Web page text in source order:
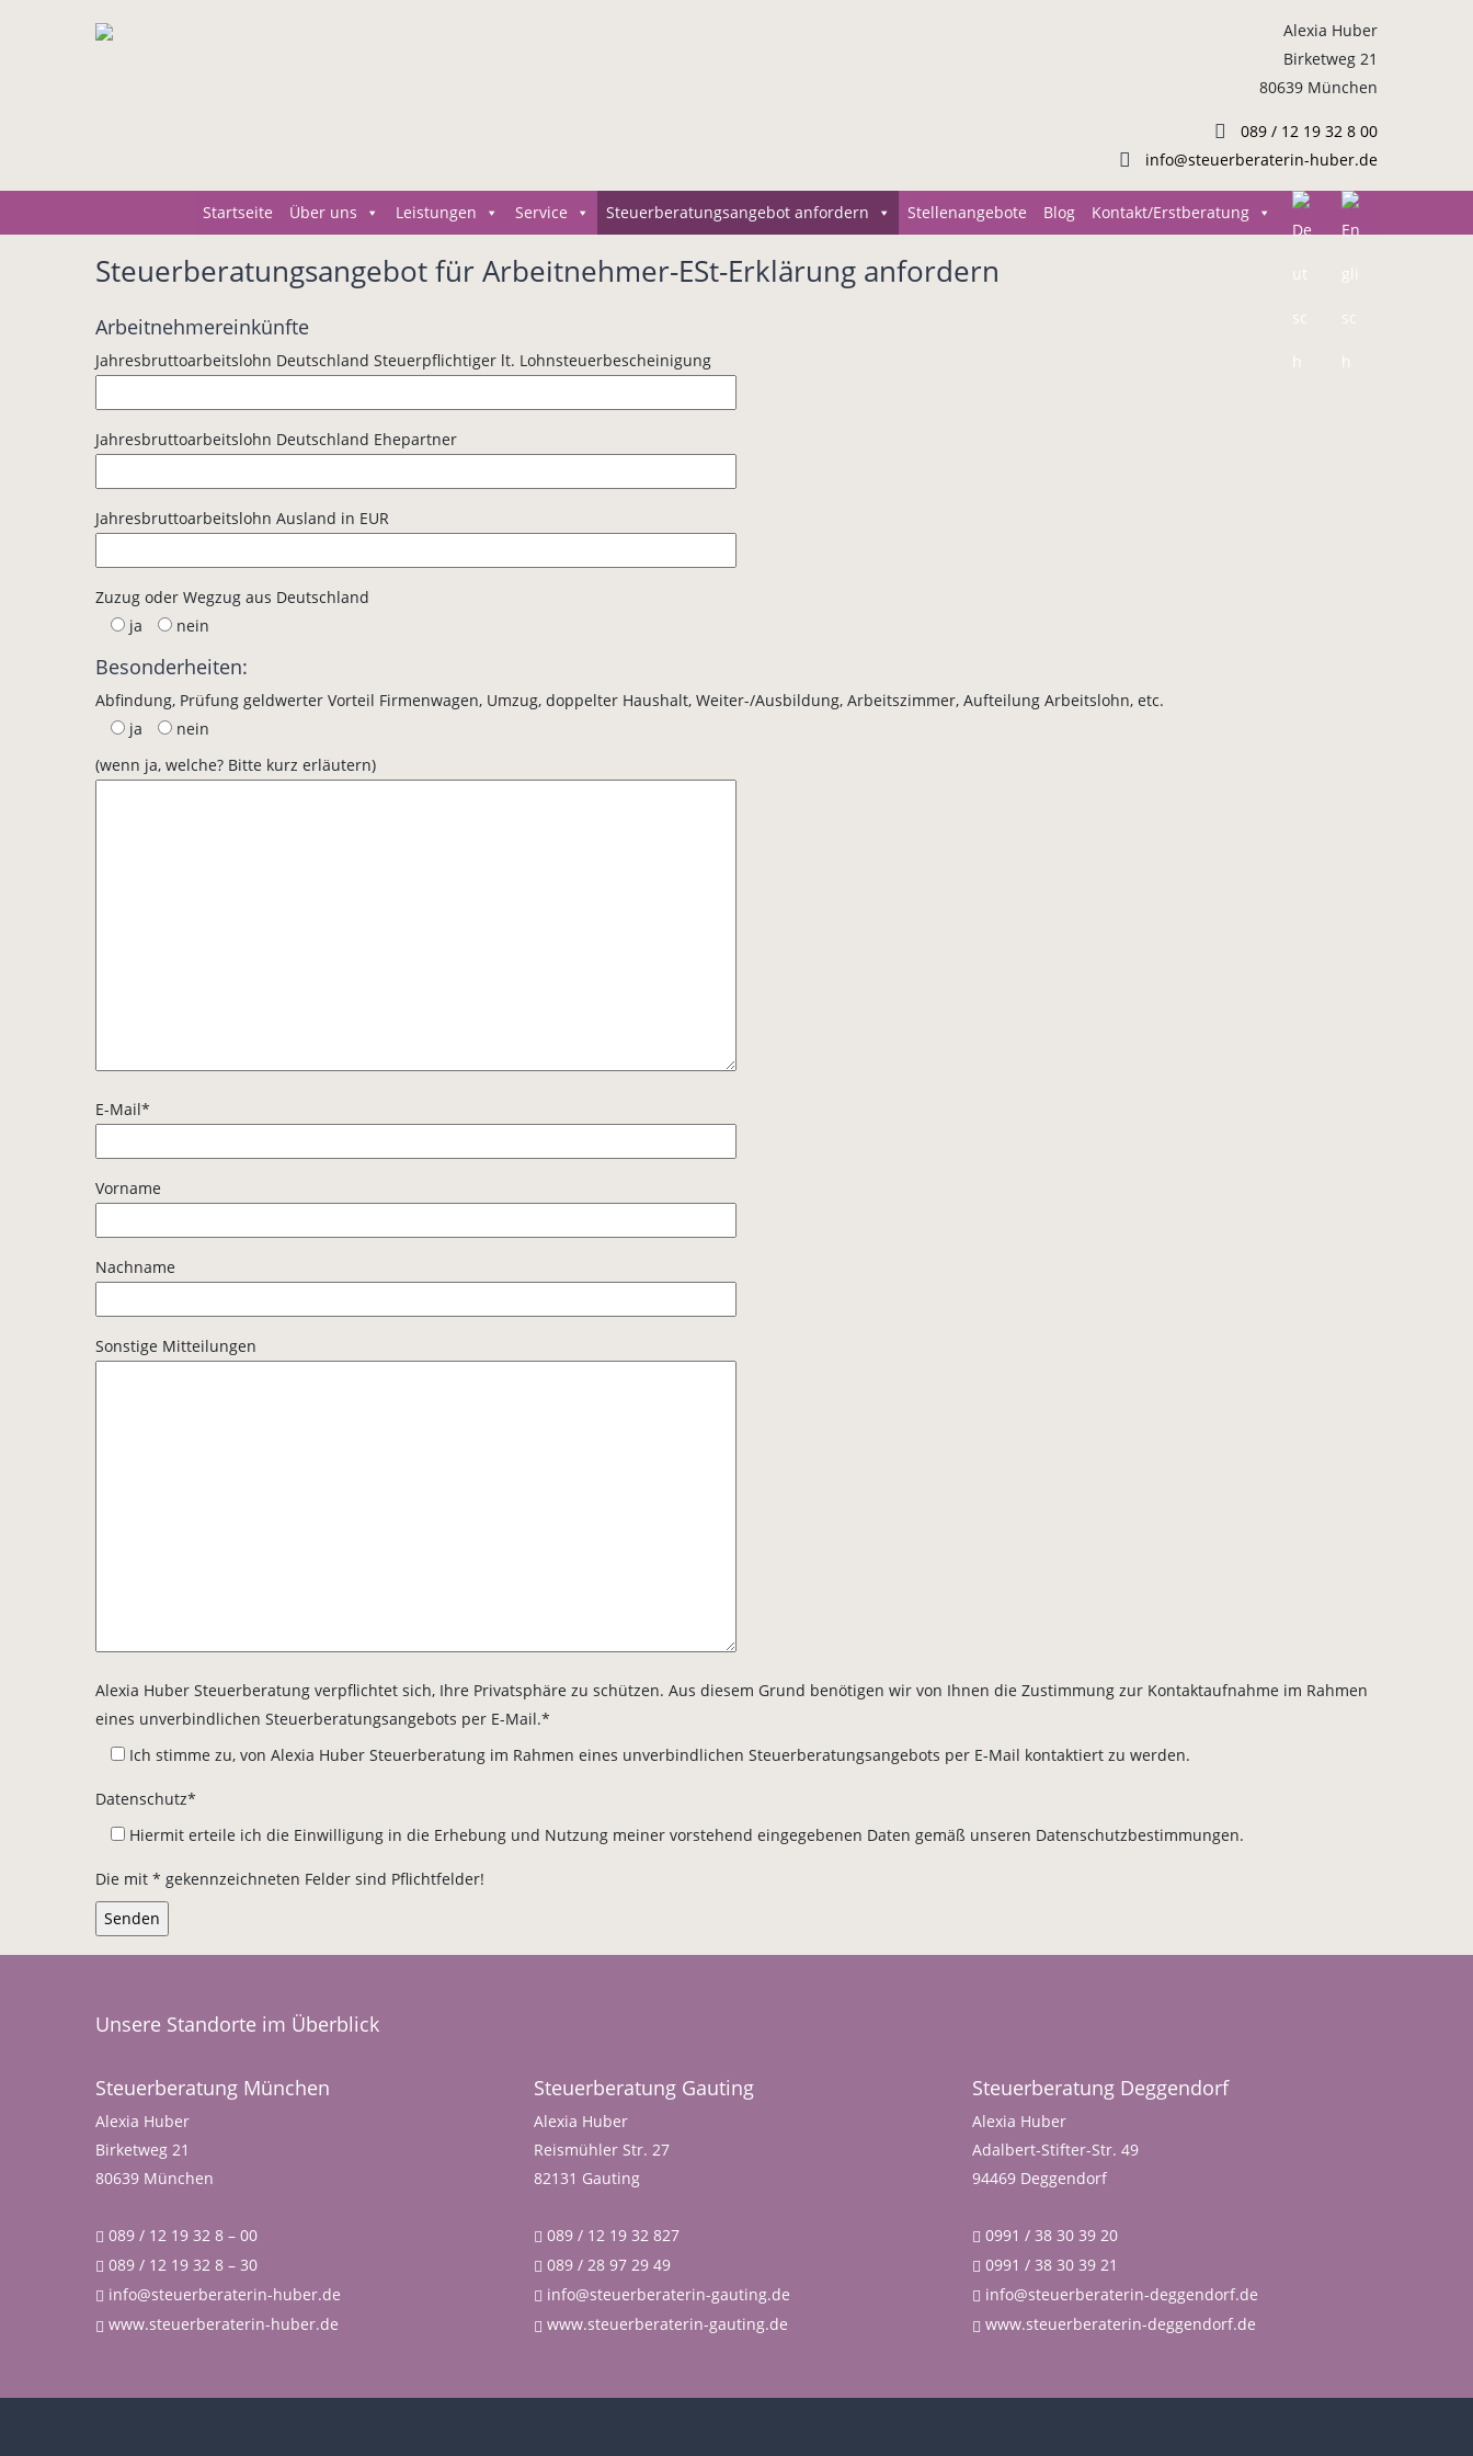
Alexia Huber
Birketweg 21
80639 München
089 / 12 19 32 8 00
info@steuerberaterin-huber.de
Startseite Über uns Leistungen Service Steuerberatungsangebot anfordern Stellenangebote Blog Kontakt/Erstberatung
Steuerberatungsangebot für Arbeitnehmer-ESt-Erklärung anfordern
Arbeitnehmereinkünfte
Jahresbruttoarbeitslohn Deutschland Steuerpflichtiger lt. Lohnsteuerbescheinigung
Jahresbruttoarbeitslohn Deutschland Ehepartner
Jahresbruttoarbeitslohn Ausland in EUR
Zuzug oder Wegzug aus Deutschland
ja
nein
Besonderheiten:
Abfindung, Prüfung geldwerter Vorteil Firmenwagen, Umzug, doppelter Haushalt, Weiter-/Ausbildung, Arbeitszimmer, Aufteilung Arbeitslohn, etc.
ja
nein
(wenn ja, welche? Bitte kurz erläutern)
E-Mail*
Vorname
Nachname
Sonstige Mitteilungen
Alexia Huber Steuerberatung verpflichtet sich, Ihre Privatsphäre zu schützen. Aus diesem Grund benötigen wir von Ihnen die Zustimmung zur Kontaktaufnahme im Rahmen
eines unverbindlichen Steuerberatungsangebots per E-Mail.*
Ich stimme zu, von Alexia Huber Steuerberatung im Rahmen eines unverbindlichen Steuerberatungsangebots per E-Mail kontaktiert zu werden.
Datenschutz*
Hiermit erteile ich die Einwilligung in die Erhebung und Nutzung meiner vorstehend eingegebenen Daten gemäß unseren Datenschutzbestimmungen.
Die mit * gekennzeichneten Felder sind Pflichtfelder!
Unsere Standorte im Überblick
Steuerberatung München
Alexia Huber
Birketweg 21
80639 München
089 / 12 19 32 8 – 00
089 / 12 19 32 8 – 30
info@steuerberaterin-huber.de
www.steuerberaterin-huber.de
Steuerberatung Gauting
Alexia Huber
Reismühler Str. 27
82131 Gauting
089 / 12 19 32 827
089 / 28 97 29 49
info@steuerberaterin-gauting.de
www.steuerberaterin-gauting.de
Steuerberatung Deggendorf
Alexia Huber
Adalbert-Stifter-Str. 49
94469 Deggendorf
0991 / 38 30 39 20
0991 / 38 30 39 21
info@steuerberaterin-deggendorf.de
www.steuerberaterin-deggendorf.de